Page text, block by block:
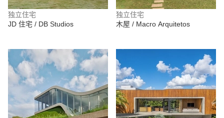
独立住宅
JD 住宅 / DB Studios
独立住宅
木屋 / Macro Arquitetos